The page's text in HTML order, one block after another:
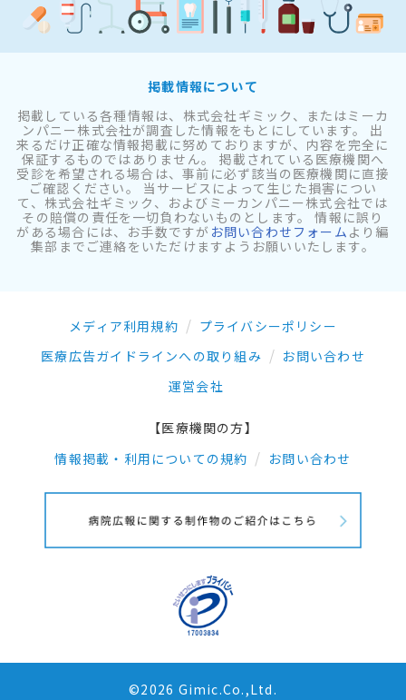
掲載情報について
掲載している各種情報は、株式会社ギミック、またはミーカ
ンパニー株式会社が調査した情報をもとにしています。 出
来るだけ正確な情報掲載に努めておりますが、内容を完全に
保証するものではありません。 掲載されている医療機関へ
受診を希望される場合は、事前に必ず該当の医療機関に直接
ご確認ください。 当サービスによって生じた損害につい
て、株式会社ギミック、およびミーカンパニー株式会社では
その賠償の責任を一切負わないものとします。 情報に誤り
がある場合には、お手数ですが お問い合わせフォーム より編
集部までご連絡をいただけますようお願いいたします。
メディア利用規約
プライバシーポリシー
医療広告ガイドラインへの取り組み
お問い合わせ
運営会社
【医療機関の方】
情報掲載・利用についての規約
お問い合わせ
©2026 Gimic.Co.,Ltd.